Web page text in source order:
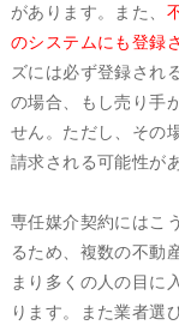
があります。また、
のシステムにも登録
ズには必ず登録され
の場合、もし売り手
せん。ただし、その
請求される可能性が
専任媒介契約にはこ
るため、複数の不動
まり多くの人の目に
ります。また業者選